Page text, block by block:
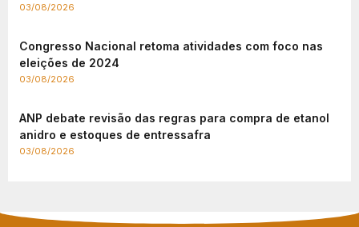
03/08/2026
Congresso Nacional retoma atividades com foco nas
eleições de 2024
03/08/2026
ANP debate revisão das regras para compra de etanol
anidro e estoques de entressafra
03/08/2026